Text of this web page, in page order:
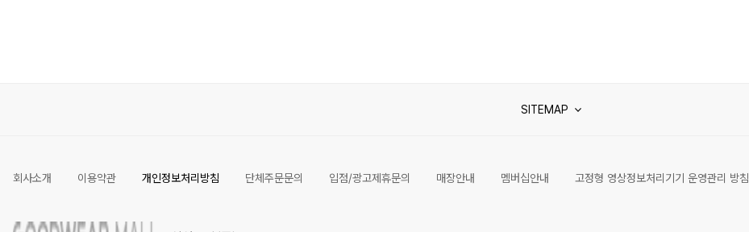
SITEMAP
회사소개 이용약관 개인정보처리방침 단체주문문의 입점/광고제휴문의 매장안내 멤버십안내 고정형 영상정보처리기기 운영관리 방침